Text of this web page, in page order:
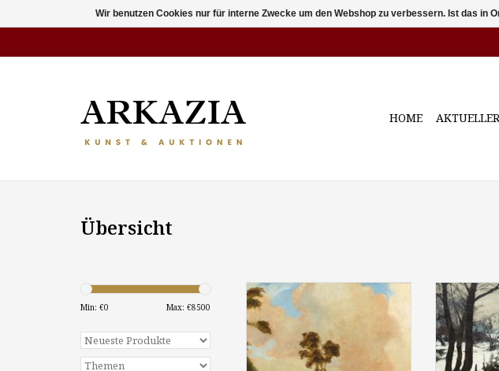
HOME
Übersicht
Min: €0 Max: €8500
Otto Maria Porsche (1858 -
1931): "Jäger in weiter
Landschaft", Öl auf Holz, 106 x
73 cm, signiert
Herman
1907):
Öl auf
Wir benutzen Cookies nur für interne Zwecke um den Webshop zu verbessern. Ist das in